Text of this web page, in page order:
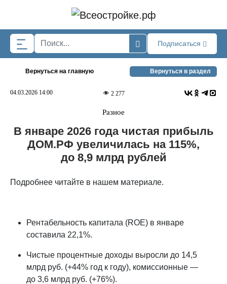
Подписаться
Вернуться на главную Вернуться в раздел
04.03.2026 14:00 2 277
Разное
В январе 2026 года чистая прибыль
ДOМ.PФ увеличилась на 115%,
до 8,9 млрд рублей
Подробнее читайте в нашем материале.
Рентабельность капитала (ROE) в январе
составила 22,1%.
Чистые процентные доходы выросли до 14,5
млрд руб. (+44% год к году), комиссионные —
до 3,6 млрд руб. (+76%).